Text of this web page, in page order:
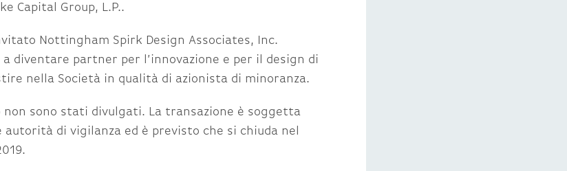
Capital Group, L.P..
Nottingham Spirk Design Associates, Inc.
diventare partner per l’innovazione e per il design di
nella Società in qualità di azionista di minoranza.
non sono stati divulgati. La transazione è soggetta
autorità di vigilanza ed è previsto che si chiuda nel